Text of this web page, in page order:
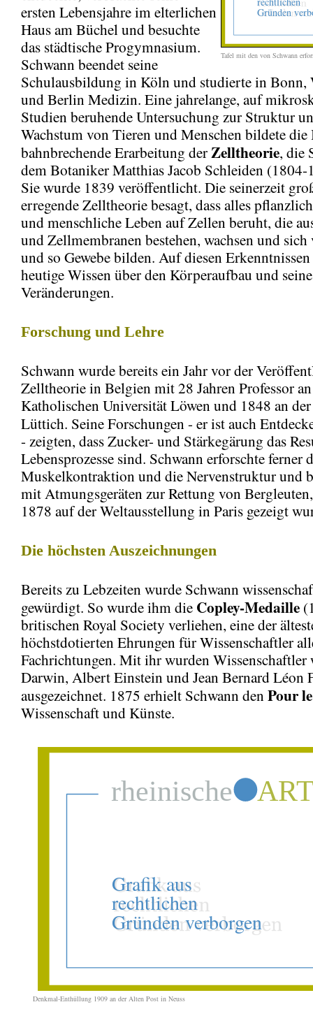
Tafel mit den von Schwann
ersten Lebensjahre im elterlichen
Haus am Büchel und besuchte
das städtische Progymnasium.
Schwann beendet seine
Schulausbildung in Köln und studierte in Bonn,
und Berlin Medizin. Eine jahrelange, auf
Studien beruhende Untersuchung zur Struktur
Wachstum von Tieren und Menschen bildete die
bahnbrechende Erarbeitung derZelltheorie, die
dem Botaniker Matthias Jacob Schleiden (1804-
Sie wurde 1839 veröffentlicht. Die seinerzeit
erregende Zelltheorie besagt, dass alles
und menschliche Leben auf Zellen beruht, die
und Zellmembranen bestehen, wachsen und sich
und so Gewebe bilden. Auf diesen
heutige Wissen über den Körperaufbau und
Veränderungen.
Forschung und Lehre
Schwann wurde bereits ein Jahr vor der
Zelltheorie in Belgien mit 28 Jahren Professor
Katholischen Universität Löwen und 1848 an
Lüttich. Seine Forschungen - er ist auch
- zeigten, dass Zucker- und Stärkegärung das
Lebensprozesse sind. Schwann erforschte ferner
Muskelkontraktion und die Nervenstruktur und
mit Atmungsgeräten zur Rettung von
1878 auf der Weltausstellung in Paris gezeigt
Die höchsten Auszeichnungen
Bereits zu Lebzeiten wurde Schwann
gewürdigt. So wurde ihm die Copley-Medaille
britischen Royal Society verliehen, eine der
höchstdotierten Ehrungen für Wissenschaftler
Fachrichtungen. Mit ihr wurden Wissenschaftler
Darwin, Albert Einstein und Jean Bernard Léon
ausgezeichnet. 1875 erhielt Schwann den Pour
Wissenschaft und Künste.
Denkmal-Enthüllung 1909 an der Alten Post in Neuss